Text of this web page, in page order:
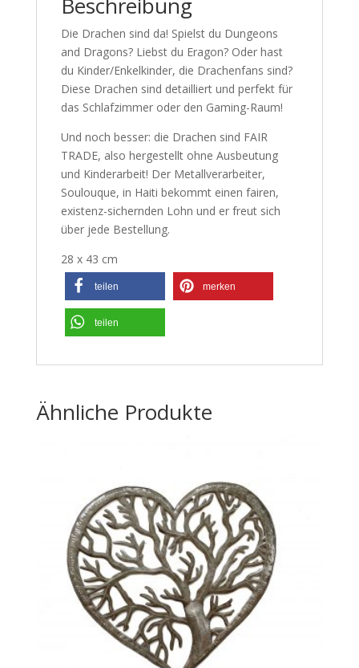
Beschreibung
Die Drachen sind da! Spielst du Dungeons
and Dragons? Liebst du Eragon? Oder hast
du Kinder/Enkelkinder, die Drachenfans sind?
Diese Drachen sind detailliert und perfekt für
das Schlafzimmer oder den Gaming-Raum!
Und noch besser: die Drachen sind FAIR
TRADE, also hergestellt ohne Ausbeutung
und Kinderarbeit! Der Metallverarbeiter,
Soulouque, in Haiti bekommt einen fairen,
existenz-sichernden Lohn und er freut sich
über jede Bestellung.
28 x 43 cm
teilen merken
teilen
Ähnliche Produkte